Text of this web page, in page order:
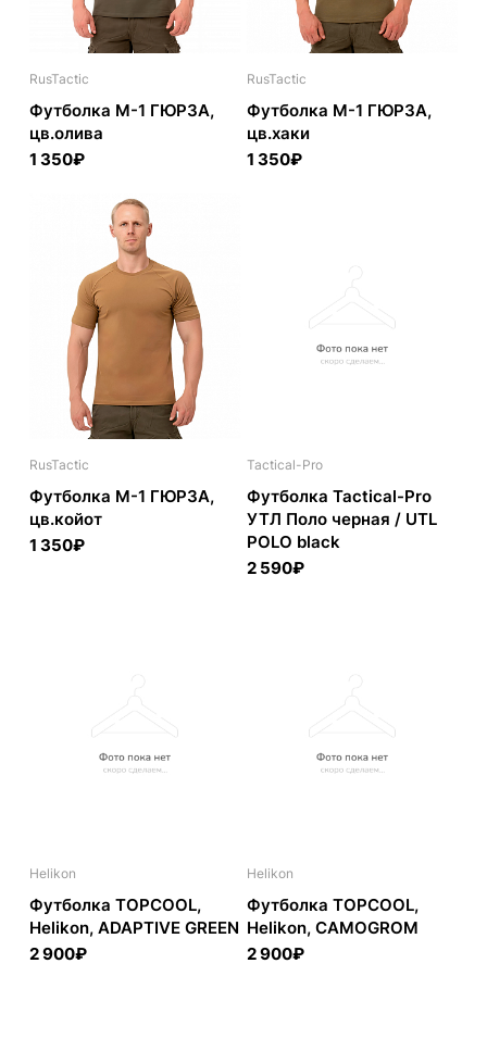
RusTactic
Футболка М-1 ГЮРЗА,
цв.олива
1 350₽
RusTactic
Футболка М-1 ГЮРЗА,
цв.хаки
1 350₽
RusTactic
Футболка М-1 ГЮРЗА,
цв.койот
1 350₽
Tactical-Pro
Футболка Tactical-Pro
УТЛ Поло черная / UTL
POLO black
2 590₽
Helikon
Футболка TOPCOOL,
Helikon, ADAPTIVE GREEN
2 900₽
Helikon
Футболка TOPCOOL,
Helikon, CAMOGROM
2 900₽